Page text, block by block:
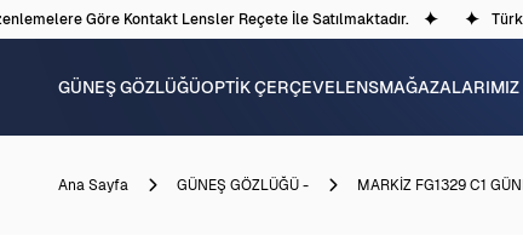
Göre Kontakt Lensler Reçete İle Satılmaktadır.
GÜNEŞ GÖZLÜĞÜOPTİK ÇERÇEVELENSMAĞAZALARIMIZ
Ana Sayfa GÜNEŞ GÖZLÜĞÜ - MARKİZ FG1329 C1